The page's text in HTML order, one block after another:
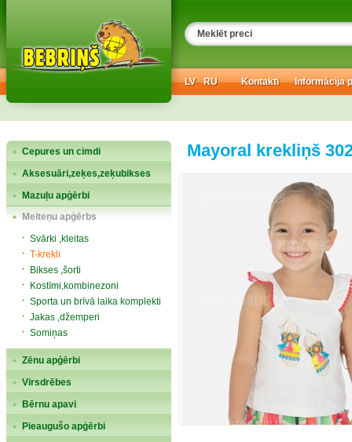
LV RU Informācija
Kontakti
Cepures un cimdi
Aksesuāri,zeķes,zeķubikses
Mazuļu apģērbi
Meiteņu apģērbs
Svārki ,kleitas
T-krekli
Bikses ,šorti
Kostīmi,kombinezoni
Sporta un brīvā laika komplekti
Jakas ,džemperi
Somiņas
Zēnu apģērbi
Virsdrēbes
Bērnu apavi
Pieaugušo apģērbi
Mayoral krekliņš